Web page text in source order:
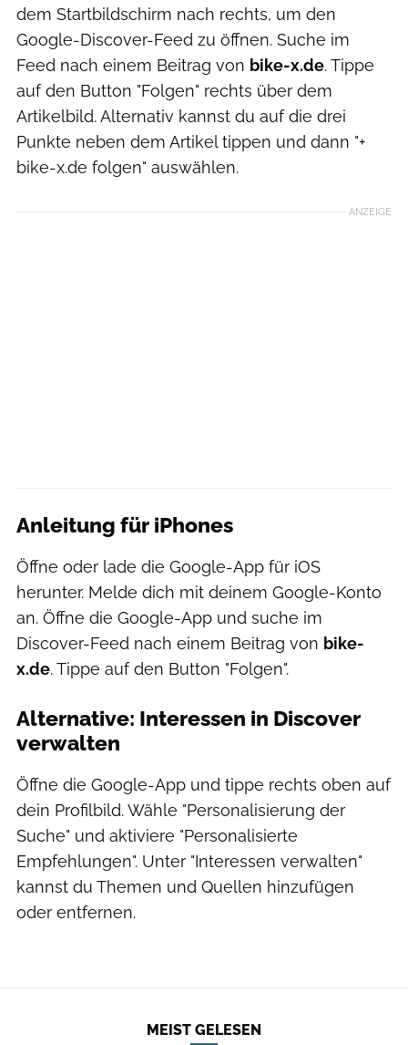
dem Startbildschirm nach rechts, um den
Google-Discover-Feed zu öffnen. Suche im
Feed nach einem Beitrag von bike-x.de. Tippe
auf den Button "Folgen" rechts über dem
Artikelbild. Alternativ kannst du auf die drei
Punkte neben dem Artikel tippen und dann "+
bike-x.de folgen" auswählen.
ANZEIGE
Anleitung für iPhones
Öffne oder lade die Google-App für iOS
herunter. Melde dich mit deinem Google-Konto
an. Öffne die Google-App und suche im
Discover-Feed nach einem Beitrag von bike-
x.de. Tippe auf den Button "Folgen".
Alternative: Interessen in Discover
verwalten
Öffne die Google-App und tippe rechts oben auf
dein Profilbild. Wähle "Personalisierung der
Suche" und aktiviere "Personalisierte
Empfehlungen". Unter "Interessen verwalten"
kannst du Themen und Quellen hinzufügen
oder entfernen.
MEIST GELESEN